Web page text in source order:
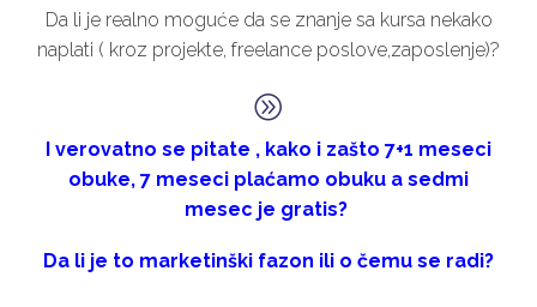
Da li je realno moguće da se znanje sa kursa nekako
naplati ( kroz projekte, freelance poslove,zaposlenje)?
A
A
I verovatno se pitate , kako i zašto 7+1 meseci
obuke, 7 meseci plaćamo obuku a sedmi
mesec je gratis?
Da li je to marketinški fazon ili o čemu se radi?